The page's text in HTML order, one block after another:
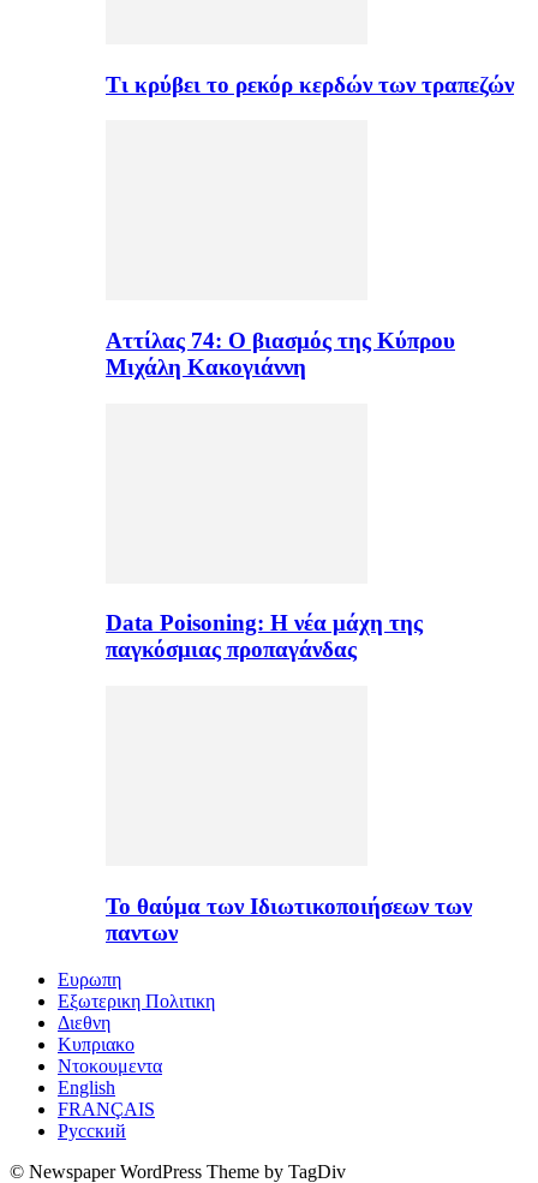
Τι κρύβει το ρεκόρ κερδών των τραπεζών
Αττίλας 74: Ο βιασμός της Κύπρου
Μιχάλη Κακογιάννη
Data Poisoning: Η νέα μάχη της
παγκόσμιας προπαγάνδας
Το θαύμα των Ιδιωτικοποιήσεων των
παντων
Ευρωπη
Εξωτερικη Πολιτικη
Διεθνη
Κυπριακο
Ντοκουμεντα
English
FRANÇAIS
Русский
© Newspaper WordPress Theme by TagDiv